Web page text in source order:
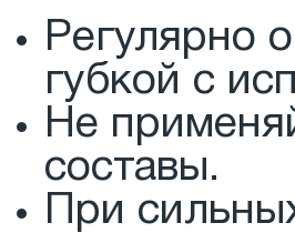
Регулярно
губкой с
Не
составы.
При